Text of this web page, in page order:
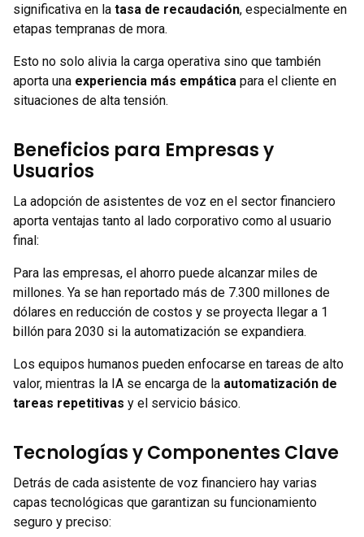
significativa en la tasa de recaudación, especialmente en
etapas tempranas de mora.
Esto no solo alivia la carga operativa sino que también
aporta una experiencia más empática para el cliente en
situaciones de alta tensión.
Beneficios para Empresas y
Usuarios
La adopción de asistentes de voz en el sector financiero
aporta ventajas tanto al lado corporativo como al usuario
final:
Para las empresas, el ahorro puede alcanzar miles de
millones. Ya se han reportado más de 7.300 millones de
dólares en reducción de costos y se proyecta llegar a 1
billón para 2030 si la automatización se expandiera.
Los equipos humanos pueden enfocarse en tareas de alto
valor, mientras la IA se encarga de la automatización de
tareas repetitivas y el servicio básico.
Tecnologías y Componentes Clave
Detrás de cada asistente de voz financiero hay varias
capas tecnológicas que garantizan su funcionamiento
seguro y preciso: